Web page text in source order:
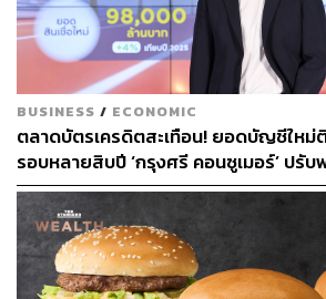
BUSINESS / ECONOMIC
ตลาดบัตรเครดิตสะเทือน! ยอดบัญชีใหม่
รอบหลายสิบปี ‘กรุงศรี คอนซูเมอร์’ ปรั
รูด ‘ถี่แต่เล็ก’ เตรียมส่งนวัตกรรมชำระเ
ช่วงปลายปี 2569